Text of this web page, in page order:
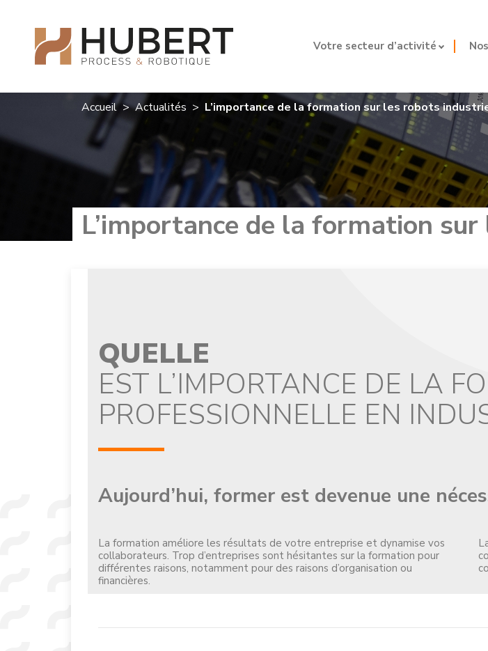
Votre secteur d’activité
Accueil>Actualités > L’importance de la formation sur les robots
L’importance de la formation
QUELLE
EST L’IMPORTANCE DE LA
PROFESSIONNELLE EN
Aujourd’hui, former est devenue une
La formation améliore les résultats de votre entreprise et dynamise vos
collaborateurs. Trop d’entreprises sont hésitantes sur la formation pour
différentes raisons, notamment pour des raisons d’organisation ou
financières.